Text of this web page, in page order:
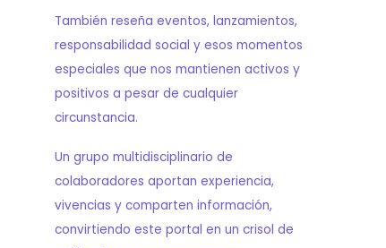
También reseña eventos, lanzamientos,
responsabilidad social y esos momentos
especiales que nos mantienen activos y
positivos a pesar de cualquier
circunstancia.
Un grupo multidisciplinario de
colaboradores aportan experiencia,
vivencias y comparten información,
convirtiendo este portal en un crisol de